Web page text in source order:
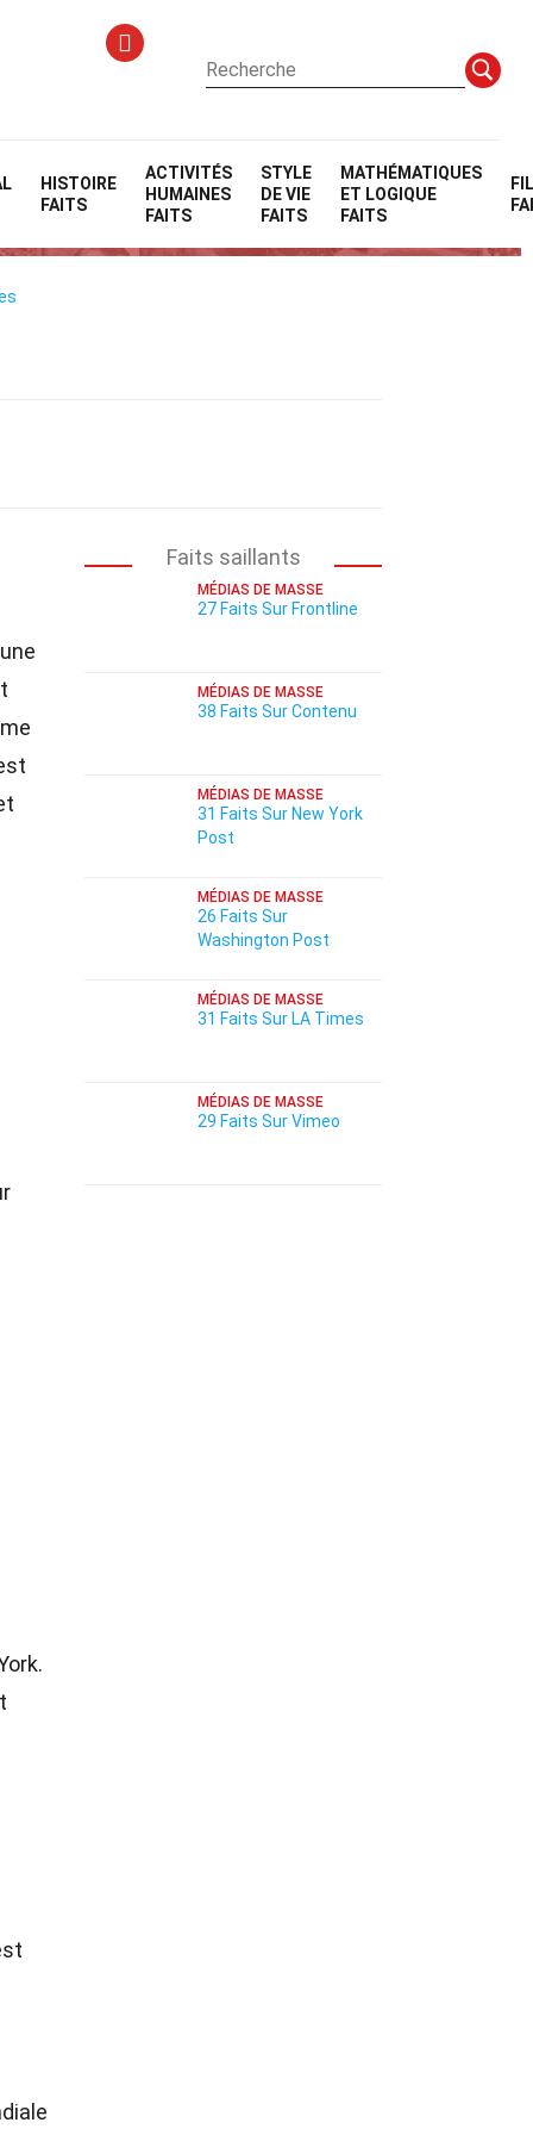
HISTOIRE
FAITS
ACTIVITÉS
HUMAINES
FAITS
STYLE
DE VIE
FAITS
MATHÉMATIQUES
ET LOGIQUE
FAITS
Faits saillants
MÉDIAS DE MASSE
27 Faits Sur Frontline
MÉDIAS DE MASSE
38 Faits Sur Contenu
MÉDIAS DE MASSE
31 Faits Sur New York
Post
MÉDIAS DE MASSE
26 Faits Sur
Washington Post
MÉDIAS DE MASSE
31 Faits Sur LA Times
MÉDIAS DE MASSE
29 Faits Sur Vimeo